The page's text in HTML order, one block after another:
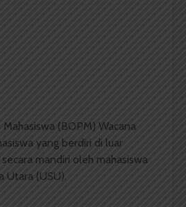
(BOPM) Wacana
yang berdiri di luar
mandiri oleh mahasiswa
Utara (USU).